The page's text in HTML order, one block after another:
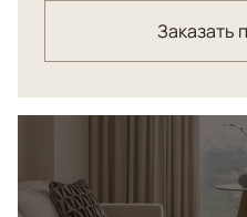
Заказать